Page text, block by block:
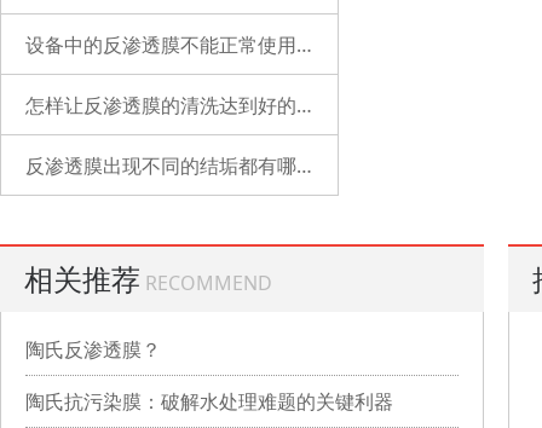
设备中的反渗透膜不能正常使用了是什么原因？
怎样让反渗透膜的清洗达到好的状态？
反渗透膜出现不同的结垢都有哪些表现？
相关推荐 RECOMMEND
陶氏反渗透膜？
陶氏抗污染膜：破解水处理难题的关键利器